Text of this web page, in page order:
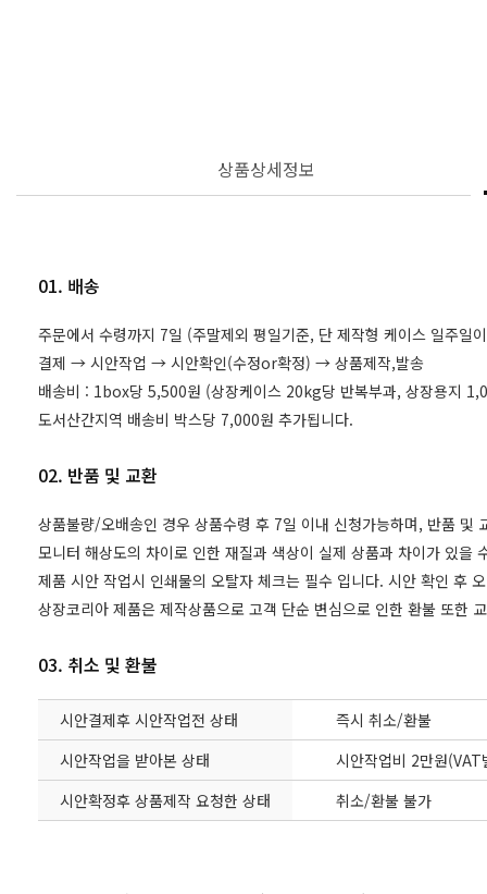
상품상세정보
01. 배송
주문에서 수령까지 7일 (주말제외 평일기준, 단 제작형 케이스 일주일
결제 → 시안작업 → 시안확인(수정or확정) → 상품제작,발송
배송비 : 1box당 5,500원 (상장케이스 20kg당 반복부과, 상장용지
도서산간지역 배송비 박스당 7,000원 추가됩니다.
02. 반품 및 교환
상품불량/오배송인 경우 상품수령 후 7일 이내 신청가능하며, 반품 및
모니터 해상도의 차이로 인한 재질과 색상이 실제 상품과 차이가 있
제품 시안 작업시 인쇄물의 오탈자 체크는 필수 입니다. 시안 확인 후
상장코리아 제품은 제작상품으로 고객 단순 변심으로 인한 환불 또한
03. 취소 및 환불
시안결제후 시안작업전 상태
즉시 취소/환불
시안작업을 받아본 상태
시안작업비 2만원
시안확정후 상품제작 요청한 상태
취소/환불 불가